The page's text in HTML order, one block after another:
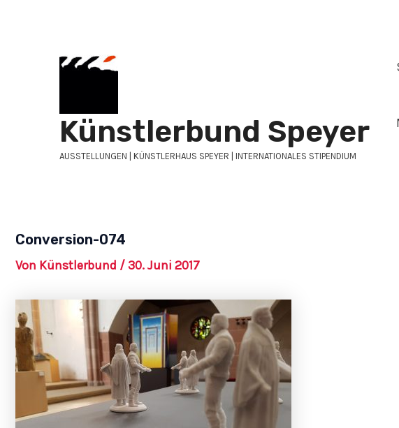
Künstlerbund Speyer
AUSSTELLUNGEN | KÜNSTLERHAUS SPEYER | INTERNATIONALES STIPENDIUM
Conversion-074
Von Künstlerbund /30. Juni 2017